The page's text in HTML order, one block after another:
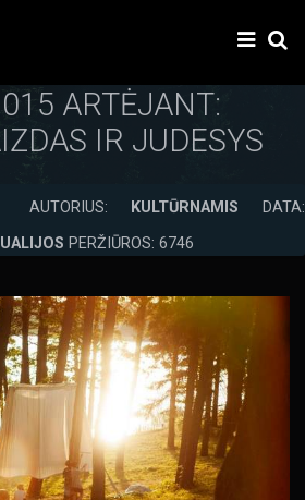
ARTĖJANT:
IR JUDESYS
AUTORIUS: KULTŪRNAMIS DATA:
PERŽIŪROS: 6746